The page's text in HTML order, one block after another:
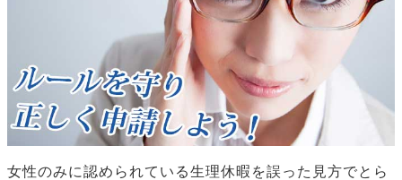
女性のみに認められている生理休暇を誤った見方でとら